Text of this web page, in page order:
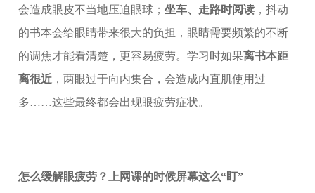
会造成眼皮不当地压迫眼球；坐车、走路时阅读 ，抖动
的书本会给眼睛带来很大的负担，眼睛需要频繁的不断
的调焦才能看清楚，更容易疲劳。学习时如果离书本距
离很近 ，两眼过于向内集合，会造成内直肌使用过
多……这些最终都会出现眼疲劳症状。
怎么缓解眼疲劳？上网课的时候屏幕这么“盯”